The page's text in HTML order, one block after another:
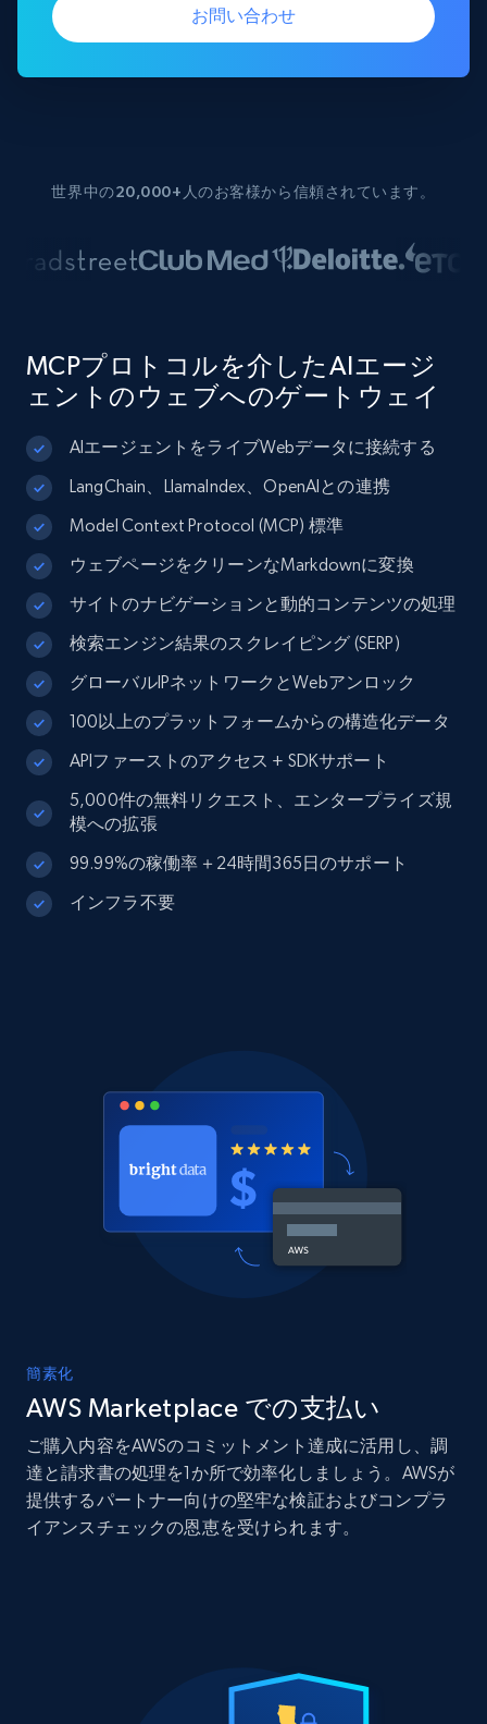
お問い合わせ
世界中の20,000+人のお客様から信頼されています。
MCPプロトコルを介したAIエージ
ェントのウェブへのゲートウェイ
AIエージェントをライブWebデータに接続する
LangChain、LlamaIndex、OpenAIとの連携
Model Context Protocol (MCP) 標準
ウェブページをクリーンなMarkdownに変換
サイトのナビゲーションと動的コンテンツの処理
検索エンジン結果のスクレイピング (SERP)
グローバルIPネットワークとWebアンロック
100以上のプラットフォームからの構造化データ
APIファーストのアクセス + SDKサポート
5,000件の無料リクエスト、エンタープライズ規
模への拡張
99.99%の稼働率＋24時間365日のサポート
インフラ不要
簡素化
AWS Marketplace での支払い
ご購入内容をAWSのコミットメント達成に活用し、調
達と請求書の処理を1か所で効率化しましょう。AWSが
提供するパートナー向けの堅牢な検証およびコンプラ
イアンスチェックの恩恵を受けられます。